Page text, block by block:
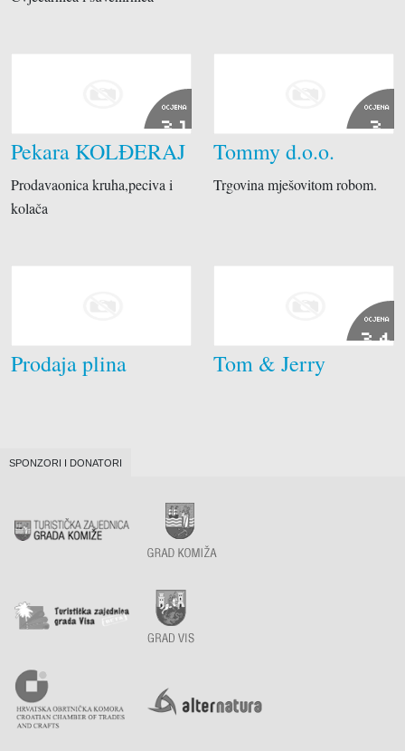
OCJENA
3.1
Pekara KOLĐERAJ
Prodavaonica kruha,peciva i
kolača
OCJENA
3
Tommy d.o.o.
Trgovina mješovitom robom.
Prodaja plina
OCJENA
3.4
Tom & Jerry
SPONZORI I DONATORI